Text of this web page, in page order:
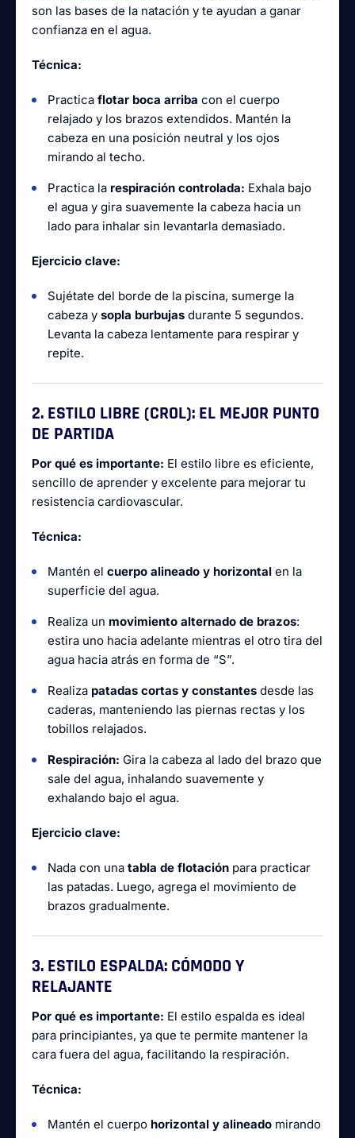
son las bases de la natación y te ayudan a ganar
confianza en el agua.
Técnica:
Practica flotar boca arriba con el cuerpo
relajado y los brazos extendidos. Mantén la
cabeza en una posición neutral y los ojos
mirando al techo.
Practica la respiración controlada: Exhala bajo
el agua y gira suavemente la cabeza hacia un
lado para inhalar sin levantarla demasiado.
Ejercicio clave:
Sujétate del borde de la piscina, sumerge la
cabeza y sopla burbujas durante 5 segundos.
Levanta la cabeza lentamente para respirar y
repite.
2. ESTILO LIBRE (CROL): EL MEJOR PUNTO
DE PARTIDA
Por qué es importante: El estilo libre es eficiente,
sencillo de aprender y excelente para mejorar tu
resistencia cardiovascular.
Técnica:
Mantén el cuerpo alineado y horizontal en la
superficie del agua.
Realiza un movimiento alternado de brazos:
estira uno hacia adelante mientras el otro tira del
agua hacia atrás en forma de “S”.
Realiza patadas cortas y constantes desde las
caderas, manteniendo las piernas rectas y los
tobillos relajados.
Respiración: Gira la cabeza al lado del brazo que
sale del agua, inhalando suavemente y
exhalando bajo el agua.
Ejercicio clave:
Nada con una tabla de flotación para practicar
las patadas. Luego, agrega el movimiento de
brazos gradualmente.
3. ESTILO ESPALDA: CÓMODO Y
RELAJANTE
Por qué es importante: El estilo espalda es ideal
para principiantes, ya que te permite mantener la
cara fuera del agua, facilitando la respiración.
Técnica:
Mantén el cuerpo horizontal y alineado mirando